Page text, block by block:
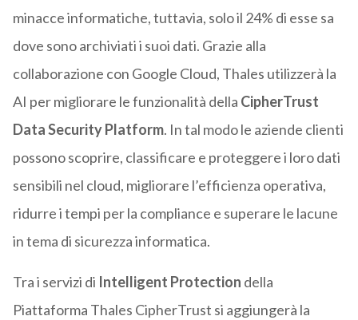
minacce informatiche, tuttavia, solo il 24% di esse sa
dove sono archiviati i suoi dati. Grazie alla
collaborazione con Google Cloud, Thales utilizzerà la
AI per migliorare le funzionalità della CipherTrust
Data Security Platform. In tal modo le aziende clienti
possono scoprire, classificare e proteggere i loro dati
sensibili nel cloud, migliorare l’efficienza operativa,
ridurre i tempi per la compliance e superare le lacune
in tema di sicurezza informatica.
Tra i servizi di Intelligent Protection della
Piattaforma Thales CipherTrust si aggiungerà la